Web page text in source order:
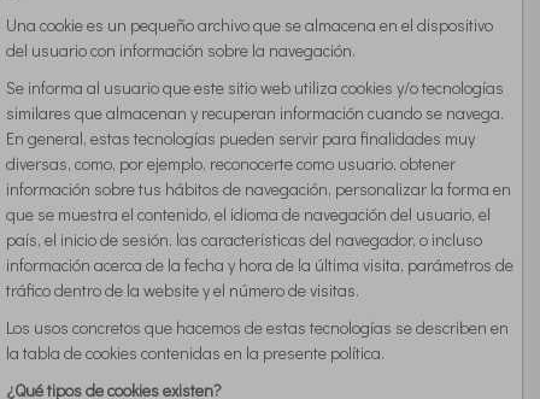
Una cookie es un pequeño archivo que se almacena en el dispositivo
del usuario con información sobre la navegación.
Se informa al usuario que este sitio web utiliza cookies y/o tecnologías
similares que almacenan y recuperan información cuando se navega.
En general, estas tecnologías pueden servir para finalidades muy
diversas, como, por ejemplo, reconocerte como usuario, obtener
información sobre tus hábitos de navegación, personalizar la forma en
que se muestra el contenido, el idioma de navegación del usuario, el
país, el inicio de sesión, las características del navegador, o incluso
información acerca de la fecha y hora de la última visita, parámetros de
tráfico dentro de la website y el número de visitas.
Los usos concretos que hacemos de estas tecnologías se describen en
la tabla de cookies contenidas en la presente política.
¿Qué tipos de cookies existen?